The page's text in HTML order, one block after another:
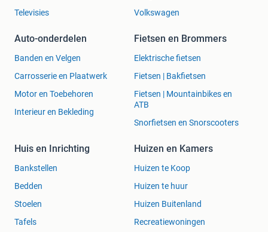
Televisies
Volkswagen
Auto-onderdelen
Banden en Velgen
Carrosserie en Plaatwerk
Motor en Toebehoren
Interieur en Bekleding
Fietsen en Brommers
Elektrische fietsen
Fietsen | Bakfietsen
Fietsen | Mountainbikes en
ATB
Snorfietsen en Snorscooters
Huis en Inrichting
Bankstellen
Bedden
Stoelen
Tafels
Huizen en Kamers
Huizen te Koop
Huizen te huur
Huizen Buitenland
Recreatiewoningen